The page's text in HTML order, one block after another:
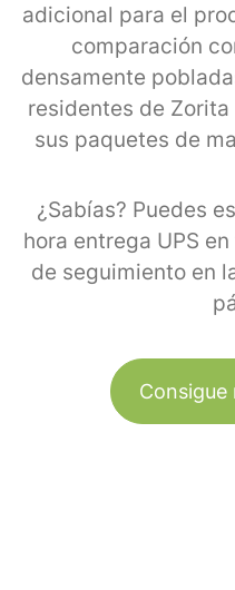
adicional para el
comparación
densamente
residentes de
sus paquetes de
¿Sabías? Puedes
hora entrega UPS
de seguimiento en
Consigue